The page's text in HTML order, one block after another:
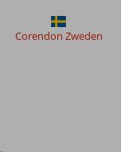
Corendon Zweden